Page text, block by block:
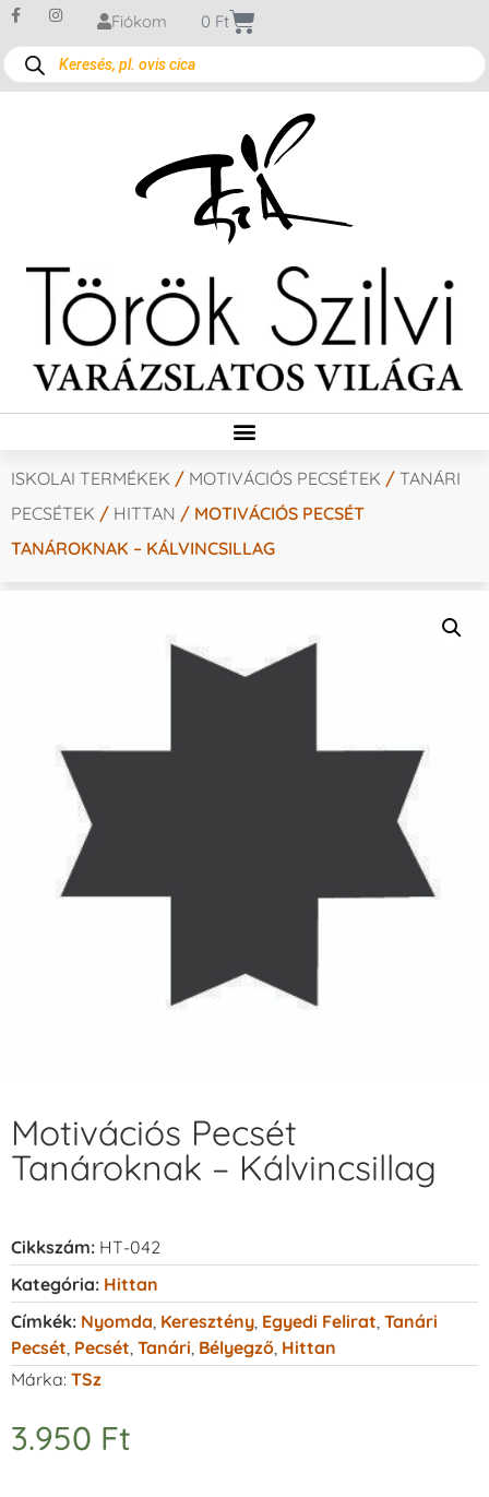
Fiókom 0 Ft
ISKOLAI TERMÉKEK / MOTIVÁCIÓS PECSÉTEK / TANÁRI
PECSÉTEK / HITTAN / MOTIVÁCIÓS PECSÉT
TANÁROKNAK – KÁLVINCSILLAG
Motivációs Pecsét
Tanároknak – Kálvincsillag
Cikkszám: HT-042
Kategória: Hittan
Címkék: Nyomda Keresztény Egyedi Felirat Tanári
Pecsét Pecsét Tanári Bélyegző Hittan
Márka: TSz
3.950 Ft